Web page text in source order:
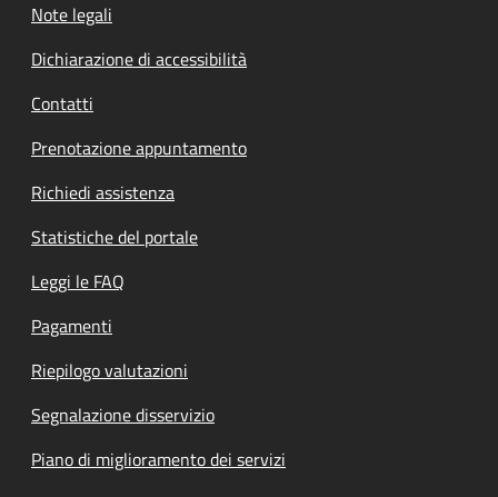
Note legali
Dichiarazione di accessibilità
Contatti
Prenotazione appuntamento
Richiedi assistenza
Statistiche del portale
Leggi le FAQ
Pagamenti
Riepilogo valutazioni
Segnalazione disservizio
Piano di miglioramento dei servizi